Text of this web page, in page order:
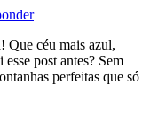
Que céu mais azul,
post antes? Sem
perfeitas que só